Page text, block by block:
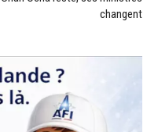
changent